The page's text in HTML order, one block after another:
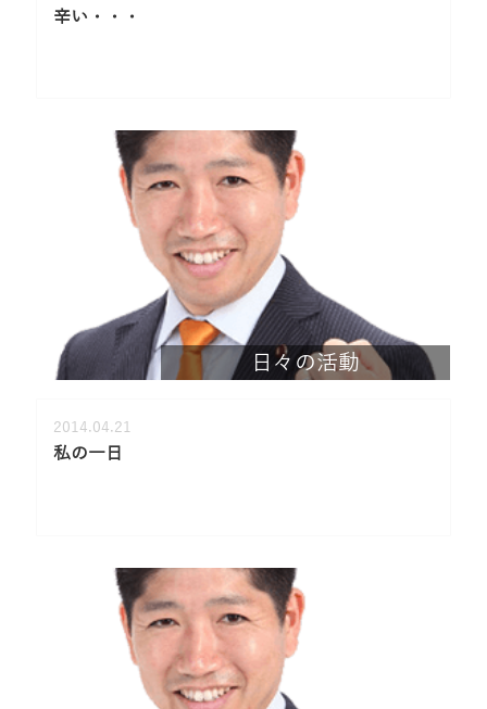
辛い・・・
日々の活動
2014.04.21
私の一日